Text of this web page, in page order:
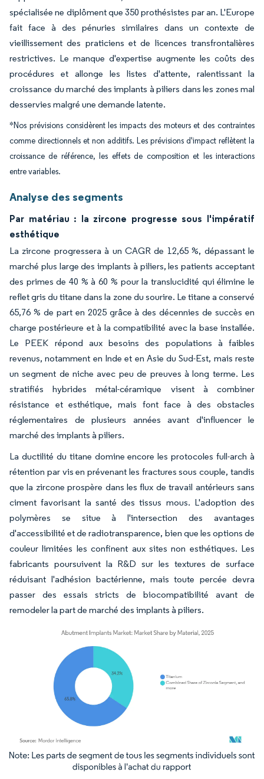
spécialisée ne diplôment que 350 prothésistes par an. L'Europe
fait face à des pénuries similaires dans un contexte de
vieillissement des praticiens et de licences transfrontalières
restrictives. Le manque d'expertise augmente les coûts des
procédures et allonge les listes d'attente, ralentissant la
croissance du marché des implants à piliers dans les zones mal
desservies malgré une demande latente.
*Nos prévisions considèrent les impacts des moteurs et des contraintes
comme directionnels et non additifs. Les prévisions d'impact reflètent la
croissance de référence, les effets de composition et les interactions
entre variables.
Analyse des segments
Par matériau : la zircone progresse sous l'impératif
esthétique
La zircone progressera à un CAGR de 12,65 %, dépassant le
marché plus large des implants à piliers, les patients acceptant
des primes de 40 % à 60 % pour la translucidité qui élimine le
reflet gris du titane dans la zone du sourire. Le titane a conservé
65,76 % de part en 2025 grâce à des décennies de succès en
charge postérieure et à la compatibilité avec la base installée.
Le PEEK répond aux besoins des populations à faibles
revenus, notamment en Inde et en Asie du Sud-Est, mais reste
un segment de niche avec peu de preuves à long terme. Les
stratifiés hybrides métal-céramique visent à combiner
résistance et esthétique, mais font face à des obstacles
réglementaires de plusieurs années avant d'influencer le
marché des implants à piliers.
La ductilité du titane domine encore les protocoles full-arch à
rétention par vis en prévenant les fractures sous couple, tandis
que la zircone prospère dans les flux de travail antérieurs sans
ciment favorisant la santé des tissus mous. L'adoption des
polymères se situe à l'intersection des avantages
d'accessibilité et de radiotransparence, bien que les options de
couleur limitées les confinent aux sites non esthétiques. Les
fabricants poursuivent la R&D sur les textures de surface
réduisant l'adhésion bactérienne, mais toute percée devra
passer des essais stricts de biocompatibilité avant de
remodeler la part de marché des implants à piliers.
Image © Mordor Intelligence. La réutilisation nécessite une attribution sous CC BY